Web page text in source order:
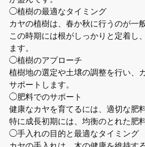
◯植樹の最適なタイミング
カヤの植樹は、春か秋に行うのが一
この時期には根がしっかりと定着し
ます。
◯植樹のアプローチ
植樹地の選定や土壌の調整を行い、
サポートします。
◯肥料でのサポート
健康なカヤを育てるには、適切な肥
特に成長初期には、均衡のとれた肥
◯手入れの目的と最適なタイミング